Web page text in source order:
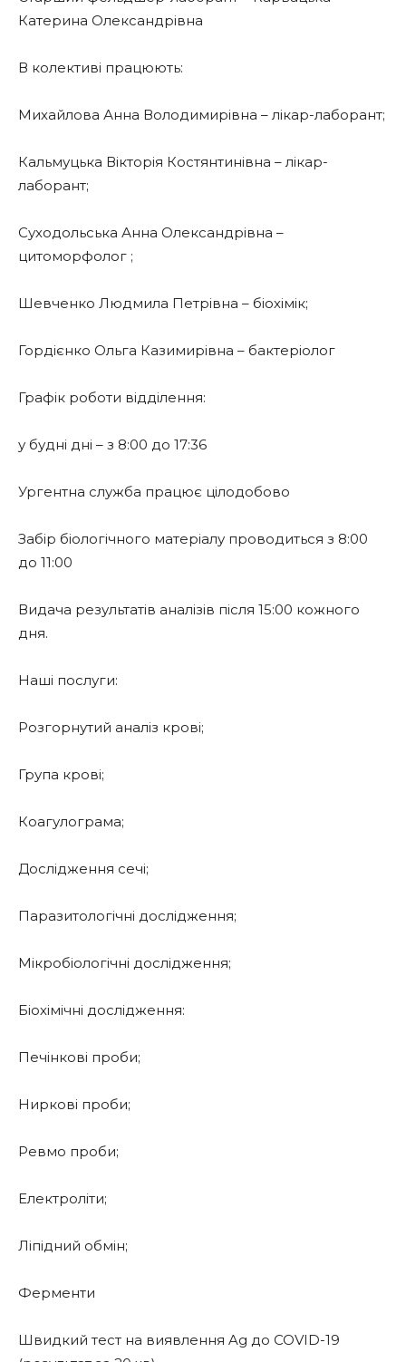
Катерина Олександрівна
В колективі працюють:
Михайлова Анна Володимирівна – лікар-лаборант;
Кальмуцька Вікторія Костянтинівна – лікар-
лаборант;
Суходольська Анна Олександрівна –
цитоморфолог ;
Шевченко Людмила Петрівна – біохімік;
Гордієнко Ольга Казимирівна – бактеріолог
Графік роботи відділення:
у будні дні – з 8:00 до 17:36
Ургентна служба працює цілодобово
Забір біологічного матеріалу проводиться з 8:00
до 11:00
Видача результатів аналізів після 15:00 кожного
дня.
Наші послуги:
Розгорнутий аналіз крові;
Група крові;
Коагулограма;
Дослідження сечі;
Паразитологічні дослідження;
Мікробіологічні дослідження;
Біохімічні дослідження:
Печінкові проби;
Ниркові проби;
Ревмо проби;
Електроліти;
Ліпідний обмін;
Ферменти
Швидкий тест на виявлення Ag до COVID-19